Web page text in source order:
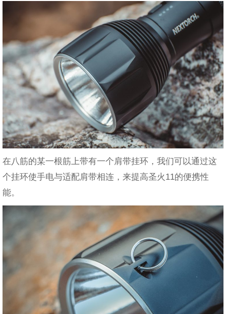
在八筋的某一根筋上带有一个肩带挂环，我们可以通过这
个挂环使手电与适配肩带相连，来提高圣火11的便携性
能。